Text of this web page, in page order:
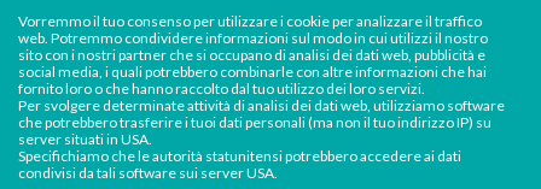
informato dei nuovi piatti dei
nostri eventi, di sconti e promozioni in atto
FacebookInstagram
Vorremmo il tuo consenso per utilizzare i cookie per analizzare il traffico
web. Potremmo condividere informazioni sul modo in cui utilizzi il nostro
sito con i nostri partner che si occupano di analisi dei dati web, pubblicità e
social media, i quali potrebbero combinarle con altre informazioni che hai
fornito loro o che hanno raccolto dal tuo utilizzo dei loro servizi.
Per svolgere determinate attività di analisi dei dati web, utilizziamo software
che potrebbero trasferire i tuoi dati personali (ma non il tuo indirizzo IP) su
server situati in USA.
Specifichiamo che le autorità statunitensi potrebbero accedere ai dati
condivisi da tali software sui server USA.